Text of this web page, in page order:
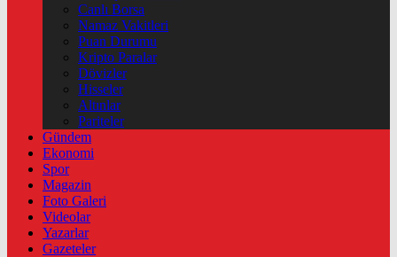
Canlı Borsa
Namaz Vakitleri
Puan Durumu
Kripto Paralar
Dövizler
Hisseler
Altınlar
Pariteler
Gündem
Ekonomi
Spor
Magazin
Foto Galeri
Videolar
Yazarlar
Gazeteler